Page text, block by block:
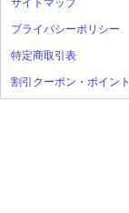
サイトマップ
プライバシーポリシー
特定商取引表
割引クーポン・ポイント